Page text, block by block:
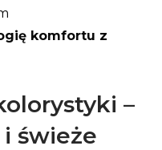
komfortu z
–
świeże